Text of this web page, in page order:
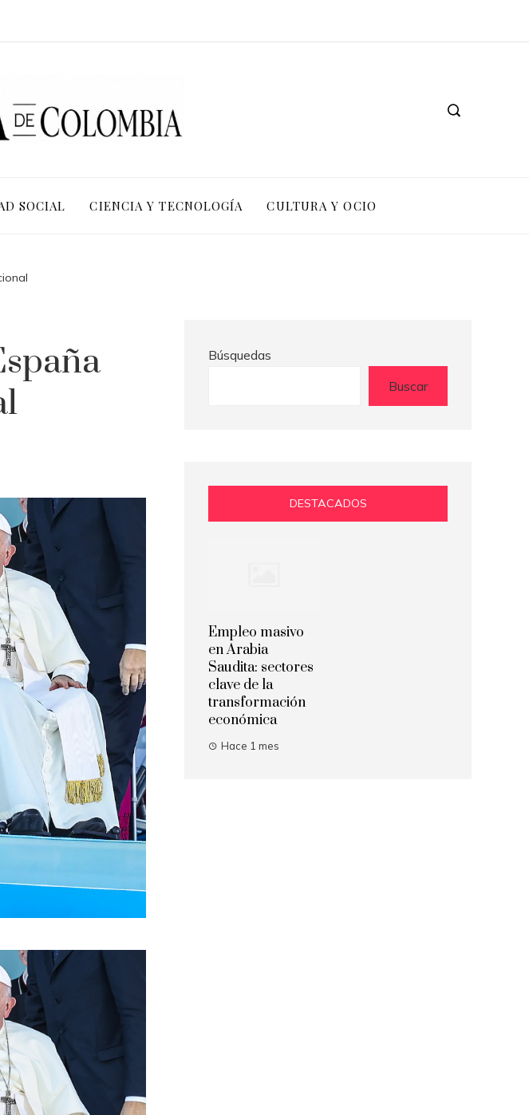
SOCIAL CIENCIA Y TECNOLOGÍA CULTURA Y OCIO
Búsquedas
Buscar
DESTACADOS
Empleo masivo
en Arabia
Saudita: sectores
clave de la
transformación
económica
Hace 1 mes